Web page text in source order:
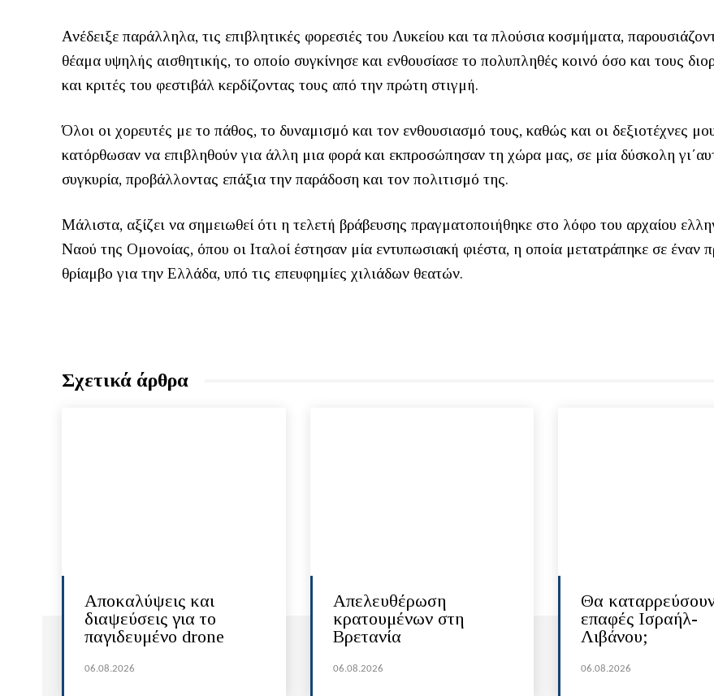
Ανέδειξε παράλληλα, τις επιβλητικές φορεσιές του Λυκείου και τα πλούσια κοσμήματα,
θέαμα υψηλής αισθητικής, το οποίο συγκίνησε και ενθουσίασε το πολυπληθές κοινό όσο και τους
και κριτές του φεστιβάλ κερδίζοντας τους από την πρώτη στιγμή.
Όλοι οι χορευτές με το πάθος, το δυναμισμό και τον ενθουσιασμό τους, καθώς και οι δεξιοτέχνες
κατόρθωσαν να επιβληθούν για άλλη μια φορά και εκπροσώπησαν τη χώρα μας, σε μία δύσκολη
συγκυρία, προβάλλοντας επάξια την παράδοση και τον πολιτισμό της.
Μάλιστα, αξίζει να σημειωθεί ότι η τελετή βράβευσης πραγματοποιήθηκε στο λόφο του αρχαίου
Ναού της Ομονοίας, όπου οι Ιταλοί έστησαν μία εντυπωσιακή φιέστα, η οποία μετατράπηκε σε έναν
θρίαμβο για την Ελλάδα, υπό τις επευφημίες χιλιάδων θεατών.
Σχετικά άρθρα
Αποκαλύψεις και
διαψεύσεις για το
παγιδευμένο drone
06.08.2026
Απελευθέρωση
κρατουμένων στη
Βρετανία
06.08.2026
Θα
επαφές Ισραήλ-
Λιβάνου;
06.08.2026